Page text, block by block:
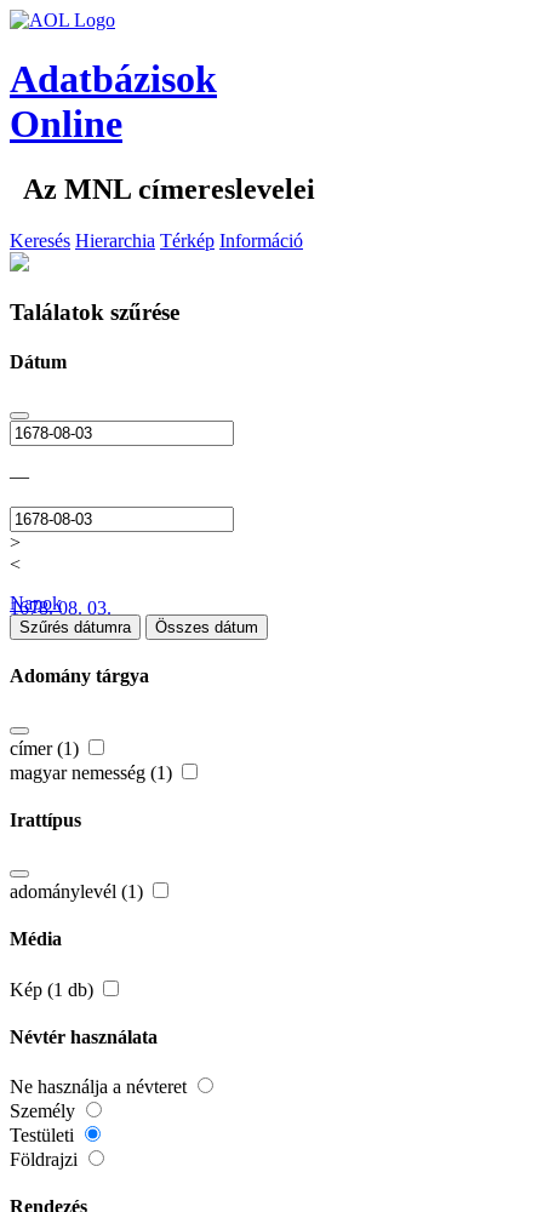
Adatbázisok
Online
Az MNL címereslevelei
Keresés Hierarchia Térkép Információ
Találatok szűrése
Dátum
—
>
<
1678. 08. 03.
Napok
Szűrés dátumra Összes dátum
Adomány tárgya
címer (1)
magyar nemesség (1)
Irattípus
adománylevél (1)
Média
Kép (1 db)
Névtér használata
Ne használja a névteret
Személy
Testületi
Földrajzi
Rendezés